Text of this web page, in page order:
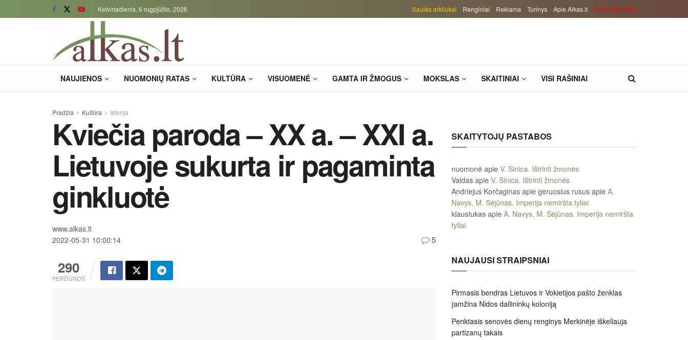
Ketvirtadienis, 6 rugpjūčio, 2026 Saulės arkliukai Renginiai Reklama Turinys Apie Alkas.lt Paremkite Alką
NAUJIENOS NUOMONIŲ RATAS KULTŪRA VISUOMENĖ GAMTA IR ŽMOGUS MOKSLAS SKAITINIAI VISI RAŠINIAI
Pradžia Kultūra Istorija
Kviečia paroda – XX a. – XXI a.
Lietuvoje sukurta ir pagaminta
ginkluotė
www.alkas.lt
2022-05-31 10:00:14
290
PERŽIŪROS
5
SKAITYTOJŲ PASTABOS
nuomonė apie V. Sinica. Ištrinti žmonės
Valdas apie V. Sinica. Ištrinti žmonės
Andriejus Korčaginas apie geruosius rusus apie A.
Navys, M. Sėjūnas. Imperija nemiršta tyliai
klaustukas apie A. Navys, M. Sėjūnas. Imperija nemiršta
tyliai
NAUJAUSI STRAIPSNIAI
Pirmasis bendras Lietuvos ir Vokietijos pašto ženklas
įamžina Nidos dailininkų koloniją
Penktasis senovės dienų renginys Merkinėje iškeliauja
partizanų takais